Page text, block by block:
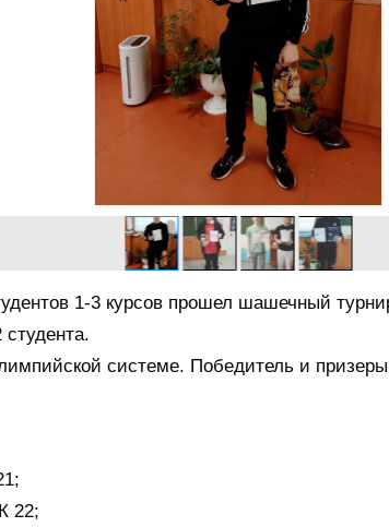
1-3 курсов прошел шашечный
системе. Победитель и
22;